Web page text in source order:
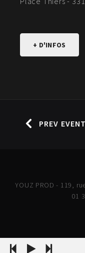
+ D'INFOS
PREV EVENT
YOUZ PROD - 119,
01